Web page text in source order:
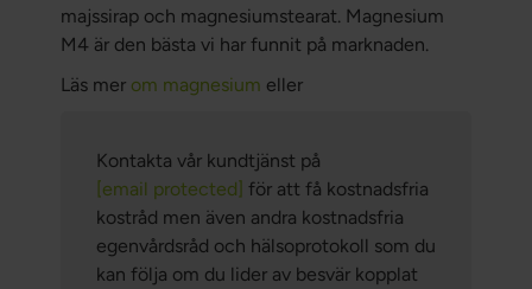
majssirap och magnesiumstearat. Magnesium
M4 är den bästa vi har funnit på marknaden.
Läs mer om magnesium eller
Kontakta vår kundtjänst på
[email protected] för att få kostnadsfria
kostråd men även andra kostnadsfria
egenvårdsråd och hälsoprotokoll som du
kan följa om du lider av besvär kopplat